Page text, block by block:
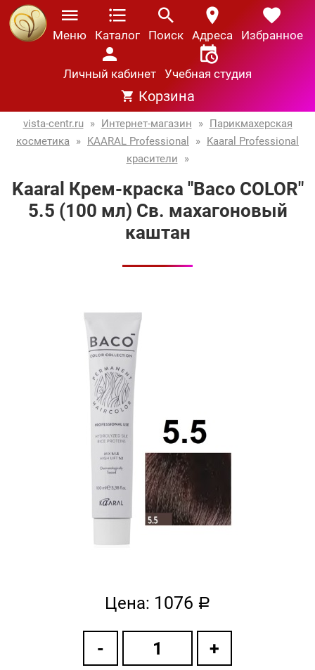
Меню Каталог Поиск Адреса Избранное
Личный кабинет Учебная студия
Корзина
vista-centr.ru » Интернет-магазин » Парикмахерская
косметика » KAARAL Professional » Kaaral Professional
красители
»
Kaaral Крем-краска "Baco COLOR"
5.5 (100 мл) Св. махагоновый
каштан
Цена: 1076 a